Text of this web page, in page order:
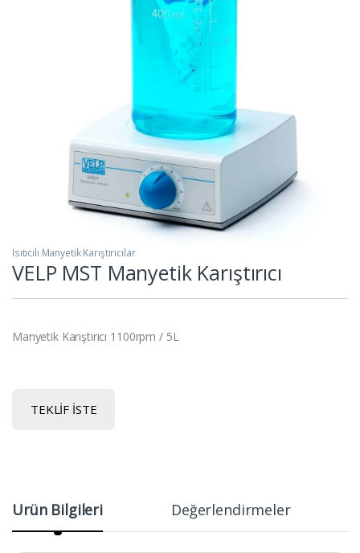
Isıtıcılı Manyetik Karıştırıcılar
VELP MST Manyetik Karıştırıcı
Manyetik Karıştırıcı 1100rpm / 5L
TEKLIF İSTE
Ürün Bilgileri Değerlendirmeler